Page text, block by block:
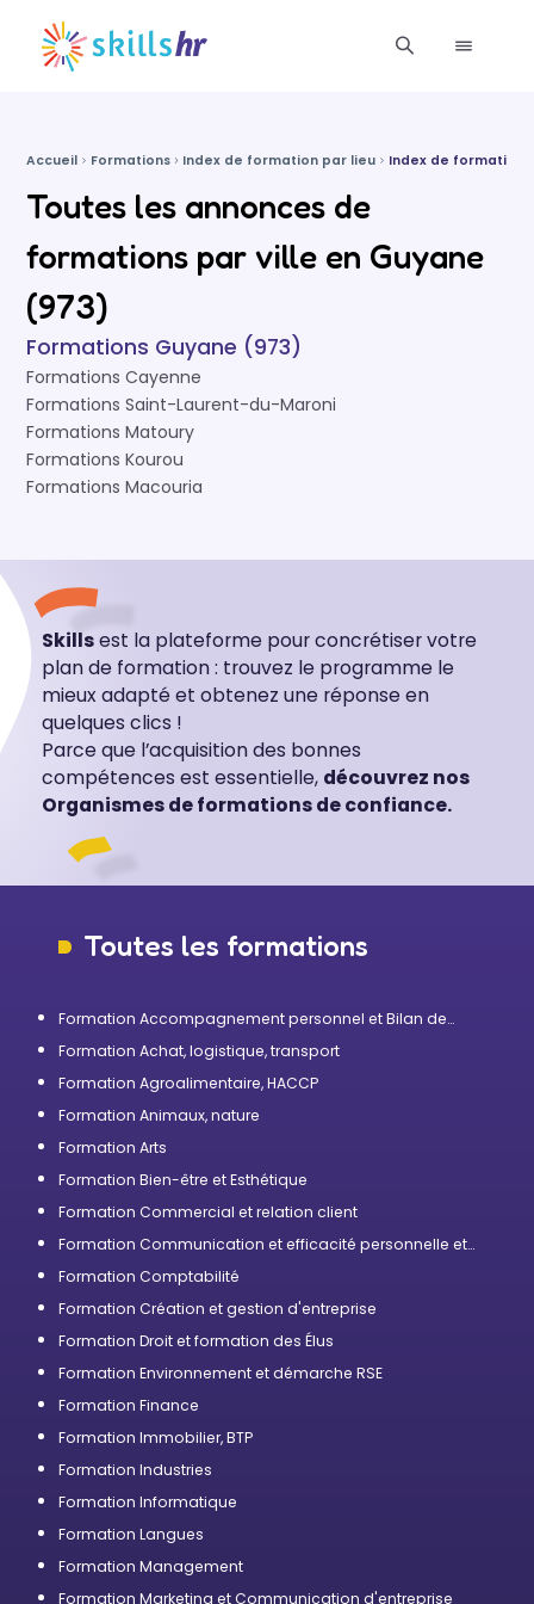
Accueil Formations Index de formation par lieu Index de formations
Toutes les annonces de
formations par ville en Guyane
(973)
Formations Guyane (973)
Formations Cayenne
Formations Saint-Laurent-du-Maroni
Formations Matoury
Formations Kourou
Formations Macouria
Skillsest la plateforme pour concrétiser votre
plan de formation : trouvez le programme le
mieux adapté et obtenez une réponse en
quelques clics !
Parce que l’acquisition des bonnes
compétences est essentielle, découvrez nos
Organismes de formations de confiance.
Toutes les formations
Formation Accompagnement personnel et Bilan de
Formation Achat, logistique, transport
Formation Agroalimentaire, HACCP
Formation Animaux, nature
Formation Arts
Formation Bien-être et Esthétique
Formation Commercial et relation client
Formation Communication et efficacité personnelle et
Formation Comptabilité
Formation Création et gestion d'entreprise
Formation Droit et formation des Élus
Formation Environnement et démarche RSE
Formation Finance
Formation Immobilier, BTP
Formation Industries
Formation Informatique
Formation Langues
Formation Management
Formation Marketing et Communication d'entreprise